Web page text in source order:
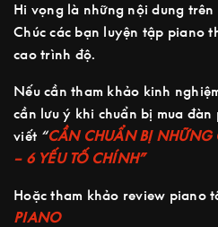
Hi vọng là những nội dung trên
Chúc các bạn luyện tập piano
cao trình độ.
Nếu cần tham khảo kinh
cần lưu ý khi chuẩn bị mua
viết “CẦN CHUẨN BỊ
– 6 YẾU TỐ CHÍNH”
Hoặc tham khảo review piano
PIANO